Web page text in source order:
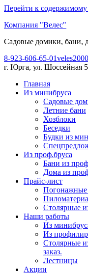
Перейти к
Компания "Велес"
Садовые домики, бани,
8-923-606-65-01
г. Юрга, ул. Шоссейная
Главная
Из минибруса
Садовые
Летние бани
Хозблоки
Беседки
Будки из
Из проф.бруса
Бани из
Дома из
Прайс-лист
Погонажные
Столярные
Наши работы
Из
Из
Столярные
заказ.
Лестницы
Акции